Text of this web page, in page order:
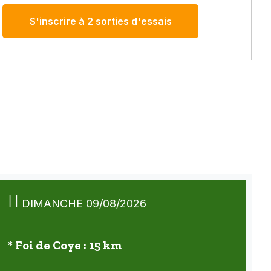
S'inscrire à 2 sorties d'essais
DIMANCHE 09/08/2026
* Foi de Coye : 15 km